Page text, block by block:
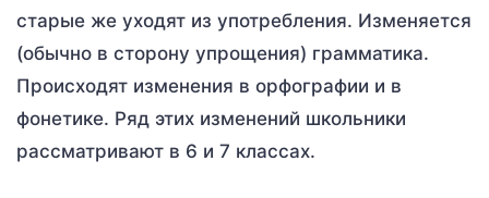
старые же уходят из употребления. Изменяется
(обычно в сторону упрощения) грамматика.
Происходят изменения в орфографии и в
фонетике. Ряд этих изменений школьники
рассматривают в 6 и 7 классах.